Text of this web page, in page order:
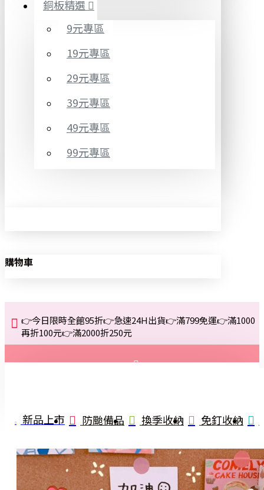
銅板精選
9元專區
19元專區
29元專區
39元專區
49元專區
99元專區
購物車
👉今日限時全館95折👉急速24H出貨👉滿799免運👉滿1000
再折100元👉滿2000折250元
註冊
詢問
新品上市 防颱備品 換季收納 免釘收納